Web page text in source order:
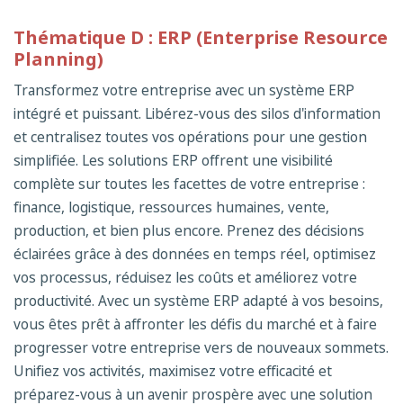
Thématique D : ERP (Enterprise Resource
Planning)
Transformez votre entreprise avec un système ERP
intégré et puissant. Libérez-vous des silos d'information
et centralisez toutes vos opérations pour une gestion
simplifiée. Les solutions ERP offrent une visibilité
complète sur toutes les facettes de votre entreprise :
finance, logistique, ressources humaines, vente,
production, et bien plus encore. Prenez des décisions
éclairées grâce à des données en temps réel, optimisez
vos processus, réduisez les coûts et améliorez votre
productivité. Avec un système ERP adapté à vos besoins,
vous êtes prêt à affronter les défis du marché et à faire
progresser votre entreprise vers de nouveaux sommets.
Unifiez vos activités, maximisez votre efficacité et
préparez-vous à un avenir prospère avec une solution